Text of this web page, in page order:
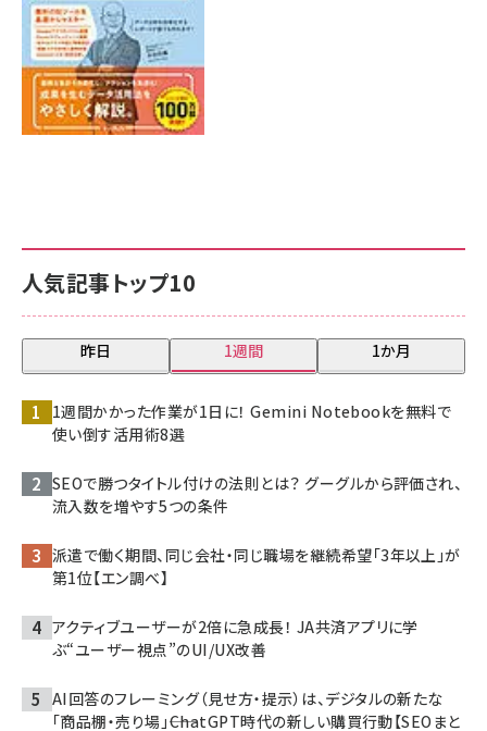
人気記事トップ10
昨日 1週間 1か月
1週間かかった作業が1日に！ Gemini Notebookを無料で
使い倒す活用術8選
SEOで勝つタイトル付けの法則とは？ グーグルから評価され、
流入数を増やす5つの条件
派遣で働く期間、同じ会社・同じ職場を継続希望「3年以上」が
第1位【エン調べ】
アクティブユーザーが2倍に急成長！ JA共済アプリに学
ぶ“ユーザー視点”のUI/UX改善
AI回答のフレーミング（見せ方・提示）は、デジタルの新たな
「商品棚・売り場」――ChatGPT時代の新しい購買行動【SEOまと